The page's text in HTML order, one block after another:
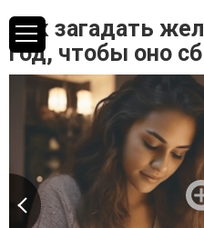
Как загадать
год, чтобы оно